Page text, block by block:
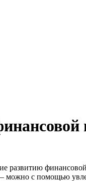
развитию
можно с помощью